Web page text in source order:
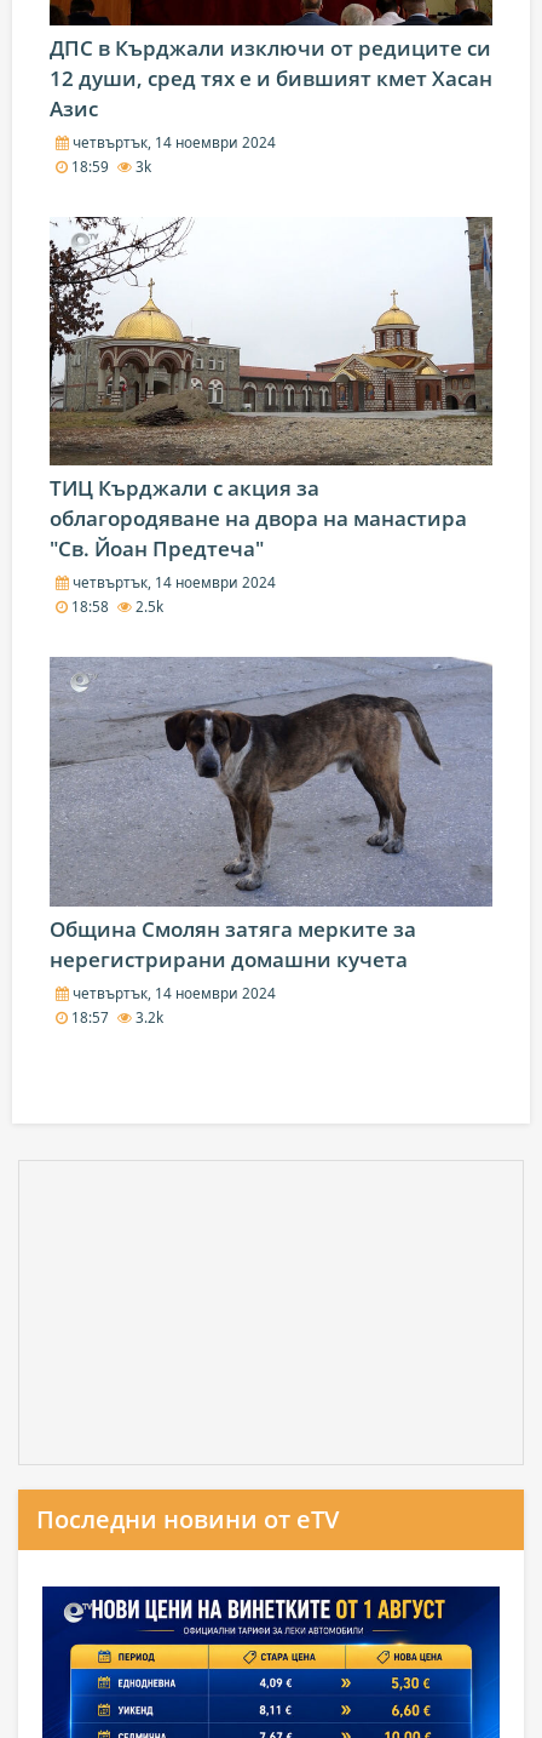
ДПС в Кърджали изключи от редиците си
12 души, сред тях е и бившият кмет Хасан
Азис
четвъртък, 14 ноември 2024
18:59
3k
ТИЦ Кърджали с акция за
облагородяване на двора на манастира
"Св. Йоан Предтеча"
четвъртък, 14 ноември 2024
18:58
2.5k
Община Смолян затяга мерките за
нерегистрирани домашни кучета
четвъртък, 14 ноември 2024
18:57
3.2k
Последни новини от eTV